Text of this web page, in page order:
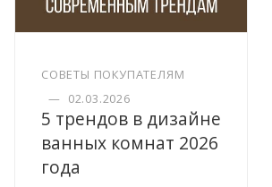
СОВЕТЫ ПОКУПАТЕЛЯМ
— 02.03.2026
5 трендов в дизайне
ванных комнат 2026
года